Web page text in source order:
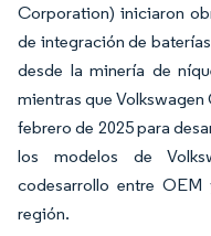
Corporation) iniciaron
de integración de
desde la minería de
mientras que
febrero de 2025 para
los modelos de
codesarrollo entre
región.